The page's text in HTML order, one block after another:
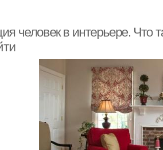
человек в интерьере. Что